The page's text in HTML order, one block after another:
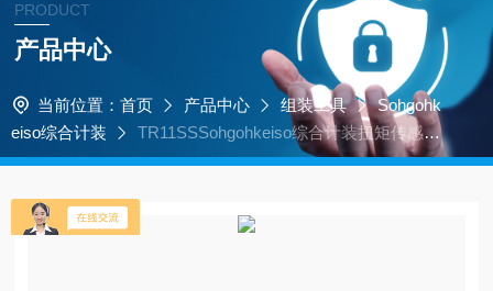
PRODUCT
产品中心
当前位置： 首页 产品中心 组装工具
Sohgohk
eiso综合计装
TR11SSSohgohkeiso综合计装扭矩传感器
易使用